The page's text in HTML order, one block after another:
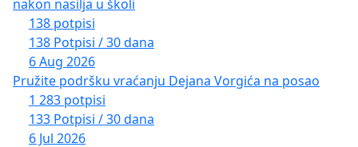
nakon nasilja u školi
138 potpisi
138 Potpisi / 30 dana
6 Aug 2026
Pružite podršku vraćanju Dejana Vorgića na posao
1 283 potpisi
133 Potpisi / 30 dana
6 Jul 2026